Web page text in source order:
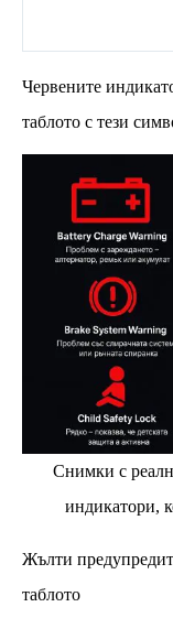
Червените
таблото с тези
Снимки с
индикатори,
Жълти
таблото